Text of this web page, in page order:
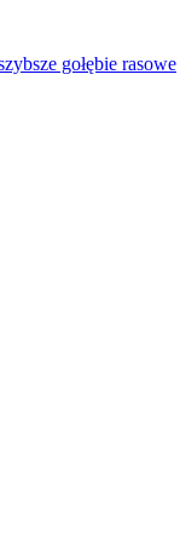
gołębie rasowe